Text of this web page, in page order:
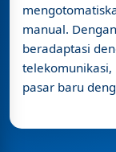
manual.
beradaptasi
pasar baru